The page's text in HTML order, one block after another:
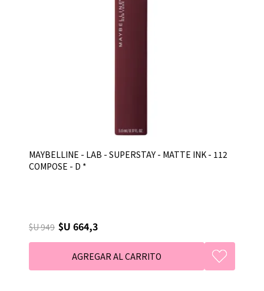
MAYBELLINE - LAB - SUPERSTAY - MATTE INK - 112
COMPOSE - D *
$U 949 $U 664,3